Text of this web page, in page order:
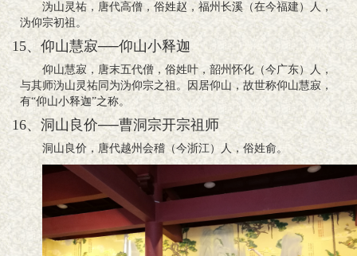
沩山灵祐，唐代高僧，俗姓赵，福州长溪（在今福建）人，
沩仰宗初祖。
15、仰山慧寂──仰山小释迦
仰山慧寂，唐末五代僧，俗姓叶，韶州怀化（今广东）人，
与其师沩山灵祐同为沩仰宗之祖。因居仰山，故世称仰山慧寂，
有“仰山小释迦”之称。
16、洞山良价──曹洞宗开宗祖师
洞山良价，唐代越州会稽（今浙江）人，俗姓俞。